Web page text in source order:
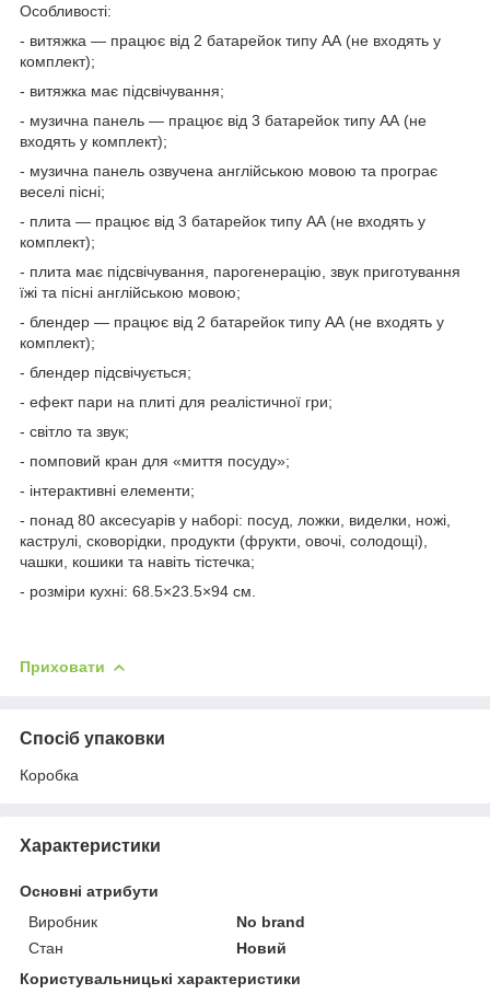
Особливості:
- витяжка — працює від 2 батарейок типу АА (не входять у
комплект);
- витяжка має підсвічування;
- музична панель — працює від 3 батарейок типу АА (не
входять у комплект);
- музична панель озвучена англійською мовою та програє
веселі пісні;
- плита — працює від 3 батарейок типу АА (не входять у
комплект);
- плита має підсвічування, парогенерацію, звук приготування
їжі та пісні англійською мовою;
- блендер — працює від 2 батарейок типу АА (не входять у
комплект);
- блендер підсвічується;
- ефект пари на плиті для реалістичної гри;
- світло та звук;
- помповий кран для «миття посуду»;
- інтерактивні елементи;
- понад 80 аксесуарів у наборі: посуд, ложки, виделки, ножі,
каструлі, сковорідки, продукти (фрукти, овочі, солодощі),
чашки, кошики та навіть тістечка;
- розміри кухні: 68.5×23.5×94 см.
Приховати
Спосіб упаковки
Коробка
Характеристики
Основні атрибути
Виробник
No brand
Стан
Новий
Користувальницькі характеристики